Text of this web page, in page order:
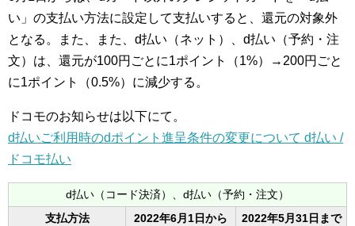
い」の支払い方法に設定して支払いすると、還元の対象外
となる。また、また、d払い（ネット）、d払い（予約・注
文）は、還元が100円ごとに1ポイント（1%）→200円ごと
に1ポイント（0.5%）に減少する。
ドコモのお知らせは以下にて。
d払いご利用時のdポイント進呈条件の変更について d払い /
ドコモ払い
d払い（コード決済）、d払い（予約・注文）
支払方法
2022年6月1日から
2022年5月31日まで